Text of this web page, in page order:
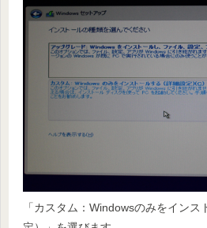
「カスタム：Windowsのみをインス